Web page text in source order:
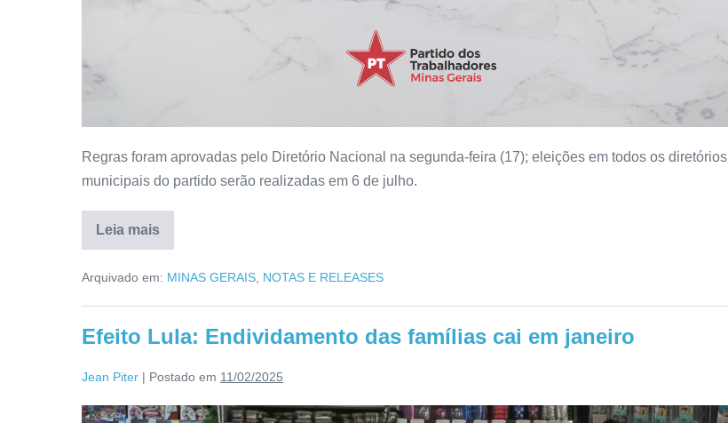
Regras foram aprovadas pelo Diretório Nacional na segunda-feira (17); eleições em todos os diretórios
municipais do partido serão realizadas em 6 de julho.
Leia mais
Arquivado em: MINAS GERAIS NOTAS E RELEASES
Efeito Lula: Endividamento das famílias cai em janeiro
Jean Piter | Postado em 11/02/2025